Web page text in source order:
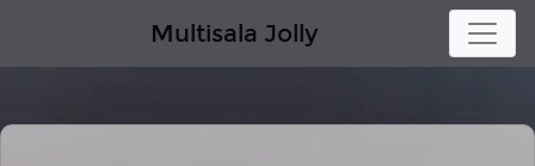
Multisala Jolly